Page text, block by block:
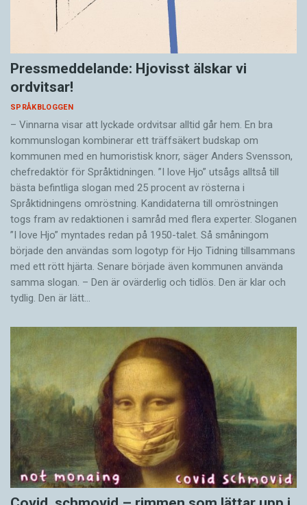
Pressmeddelande: Hjovisst älskar vi
ordvitsar!
SPRÅKBLOGGEN
– Vinnarna visar att lyckade ordvitsar alltid går hem. En bra
kommunslogan kombinerar ett träffsäkert budskap om
kommunen med en humoristisk knorr, säger Anders Svensson,
chefredaktör för Språktidningen. ”I love Hjo” utsågs alltså till
bästa befintliga slogan med 25 procent av rösterna i
Språktidningens omröstning. Kandidaterna till omröstningen
togs fram av redaktionen i samråd med flera experter. Sloganen
”I love Hjo” myntades redan på 1950-talet. Så småningom
började den användas som logotyp för Hjo Tidning tillsammans
med ett rött hjärta. Senare började även kommunen använda
samma slogan. – Den är ovärderlig och tidlös. Den är klar och
tydlig. Den är lätt…